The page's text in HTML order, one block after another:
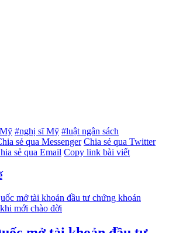
#nghị sĩ Mỹ #luật ngân sách
sẻ qua Messenger Chia sẻ qua Twitter
sẻ qua Email Copy link bài viết